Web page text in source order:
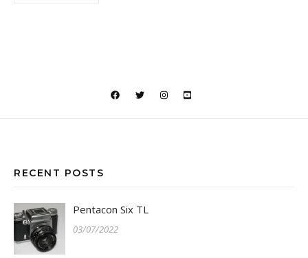
RECENT POSTS
Pentacon Six TL
03/07/2022